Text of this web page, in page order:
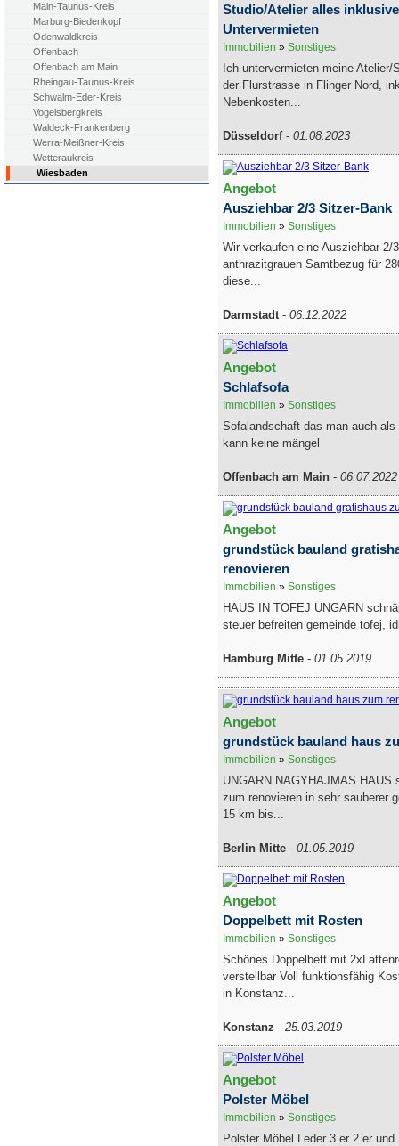
Main-Taunus-Kreis
Marburg-Biedenkopf
Odenwaldkreis
Offenbach
Offenbach am Main
Rheingau-Taunus-Kreis
Schwalm-Eder-Kreis
Vogelsbergkreis
Waldeck-Frankenberg
Werra-Meißner-Kreis
Wetteraukreis
Wiesbaden
Studio/Atelier alles
Untervermieten
Immobilien » Sonstiges
Ich untervermieten meine
der Flurstrasse in Flinger Nord,
Nebenkosten...
Düsseldorf- 01.08.2023
Angebot
Ausziehbar 2/3 Sitzer-Bank
Immobilien » Sonstiges
Wir verkaufen eine Ausziehbar 2/
anthrazitgrauen Samtbezug für
diese...
Darmstadt - 06.12.2022
Angebot
Schlafsofa
Immobilien » Sonstiges
Sofalandschaft das man auch
kann keine mängel
Offenbach am Main - 06.07.2022
Angebot
grundstück bauland
renovieren
Immobilien » Sonstiges
HAUS IN TOFEJ UNGARN
steuer befreiten gemeinde tofej,
Hamburg Mitte - 01.05.2019
Angebot
grundstück bauland haus
Immobilien » Sonstiges
UNGARN NAGYHAJMAS HAUS
zum renovieren in sehr sauberer
15 km bis...
Berlin Mitte - 01.05.2019
Angebot
Doppelbett mit Rosten
Immobilien » Sonstiges
Schönes Doppelbett mit
verstellbar Voll funktionsfähig
in Konstanz...
Konstanz - 25.03.2019
Angebot
Polster Möbel
Immobilien » Sonstiges
Polster Möbel Leder 3 er 2 er